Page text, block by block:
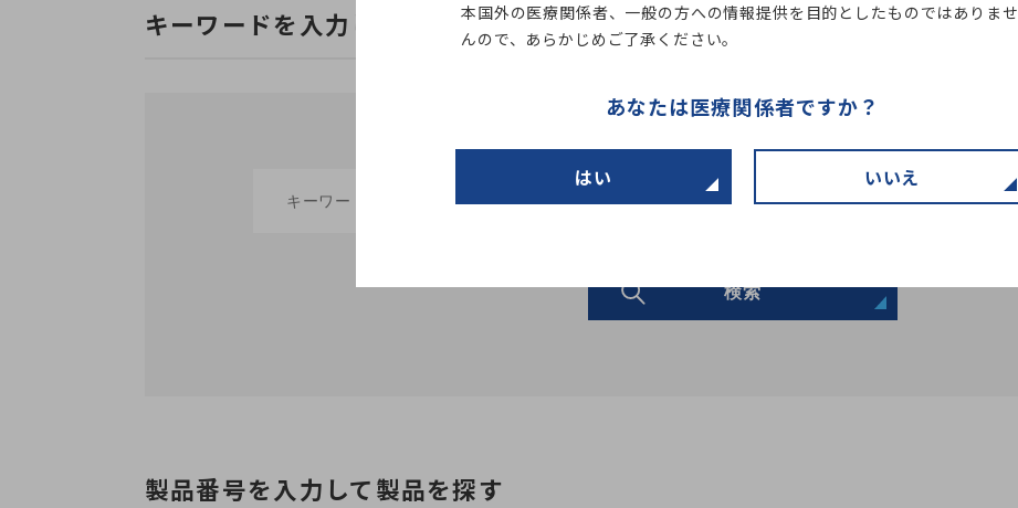
キーワードを入力して製品を探す
検索
製品番号を入力して製品を探す
本国外の医療関係者、一般の方への情報提供を目的としたものではありませ
んので、あらかじめご了承ください。
あなたは医療関係者ですか？
はい いいえ